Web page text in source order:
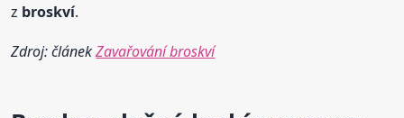
z broskví.
Zdroj: článekZavařování broskví